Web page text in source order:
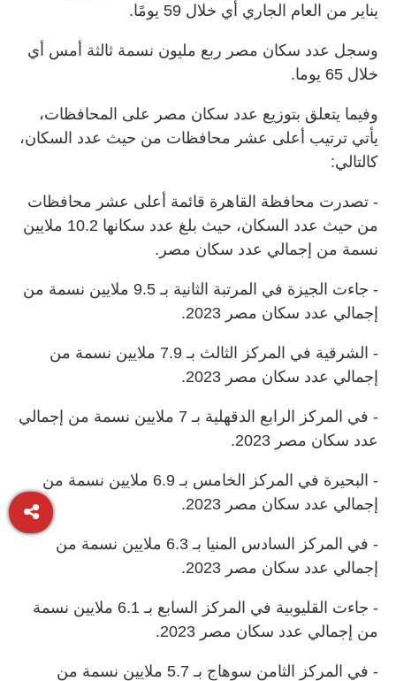
يناير من العام الجاري أي خلال 59 يومًا.
وسجل عدد سكان مصر ربع مليون نسمة ثالثة أمس أي
خلال 65 يوما.
وفيما يتعلق بتوزيع عدد سكان مصر على المحافظات،
يأتي ترتيب أعلى عشر محافظات من حيث عدد السكان،
كالتالي:
- تصدرت محافظة القاهرة قائمة أعلى عشر محافظات
من حيث عدد السكان، حيث بلغ عدد سكانها 10.2 ملايين
نسمة من إجمالي عدد سكان مصر.
- جاءت الجيزة في المرتبة الثانية بـ 9.5 ملايين نسمة من
إجمالي عدد سكان مصر 2023.
- الشرقية في المركز الثالث بـ 7.9 ملايين نسمة من
إجمالي عدد سكان مصر 2023.
- في المركز الرابع الدقهلية بـ 7 ملايين نسمة من إجمالي
عدد سكان مصر 2023.
- البحيرة في المركز الخامس بـ 6.9 ملايين نسمة من
إجمالي عدد سكان مصر 2023.
- في المركز السادس المنيا بـ 6.3 ملايين نسمة من
إجمالي عدد سكان مصر 2023.
- جاءت القليوبية في المركز السابع بـ 6.1 ملايين نسمة
من إجمالي عدد سكان مصر 2023.
- في المركز الثامن سوهاج بـ 5.7 ملايين نسمة من